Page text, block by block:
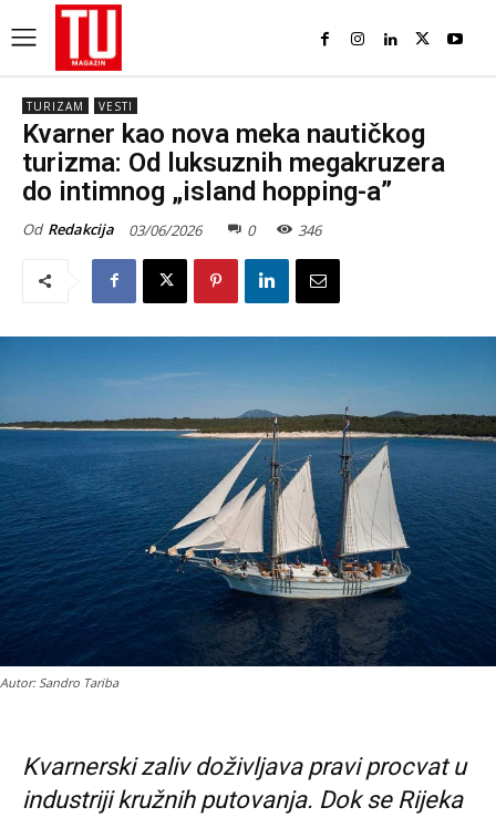
TURIZAM VESTI
Kvarner kao nova meka nautičkog
turizma: Od luksuznih megakruzera
do intimnog „island hopping-a”
Od Redakcija 03/06/2026 0 346
Autor: Sandro Tariba
Kvarnerski zaliv doživljava pravi procvat u
industriji kružnih putovanja. Dok se Rijeka